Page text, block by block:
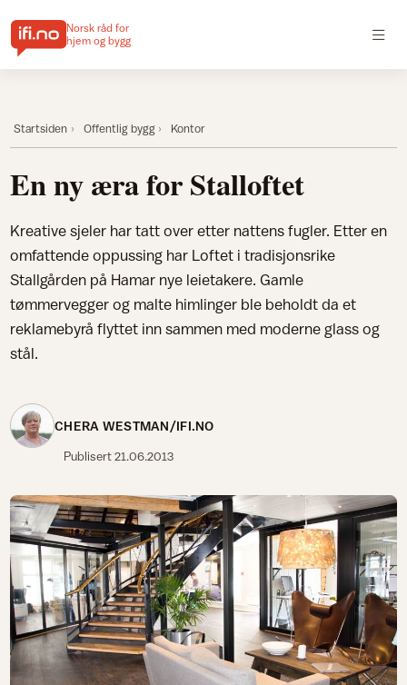
Norsk råd for
hjem og bygg
Startsiden Offentlig bygg Kontor
En ny æra for Stalloftet
Kreative sjeler har tatt over etter nattens fugler. Etter en
omfattende oppussing har Loftet i tradisjonsrike
Stallgården på Hamar nye leietakere. Gamle
tømmervegger og malte himlinger ble beholdt da et
reklamebyrå flyttet inn sammen med moderne glass og
stål.
CHERA WESTMAN/IFI.NO
Publisert21.06.2013